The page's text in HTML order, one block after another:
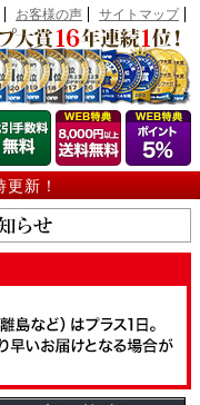
お客様の声 サイトマップ
新！